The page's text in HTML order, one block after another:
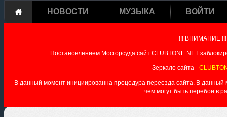
НОВОСТИ МУЗЫКА ВОЙТИ
!!! ВНИМАНИЕ !!!
Постановлением Мосгорсуда сайт CLUBTONE.NET
Зеркало сайта -
В данный момент инициированна процедура переезда сайта. В данный
чем могут быть перебои в